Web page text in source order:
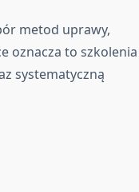
metod uprawy,
oznacza to szkolenia
systematyczną